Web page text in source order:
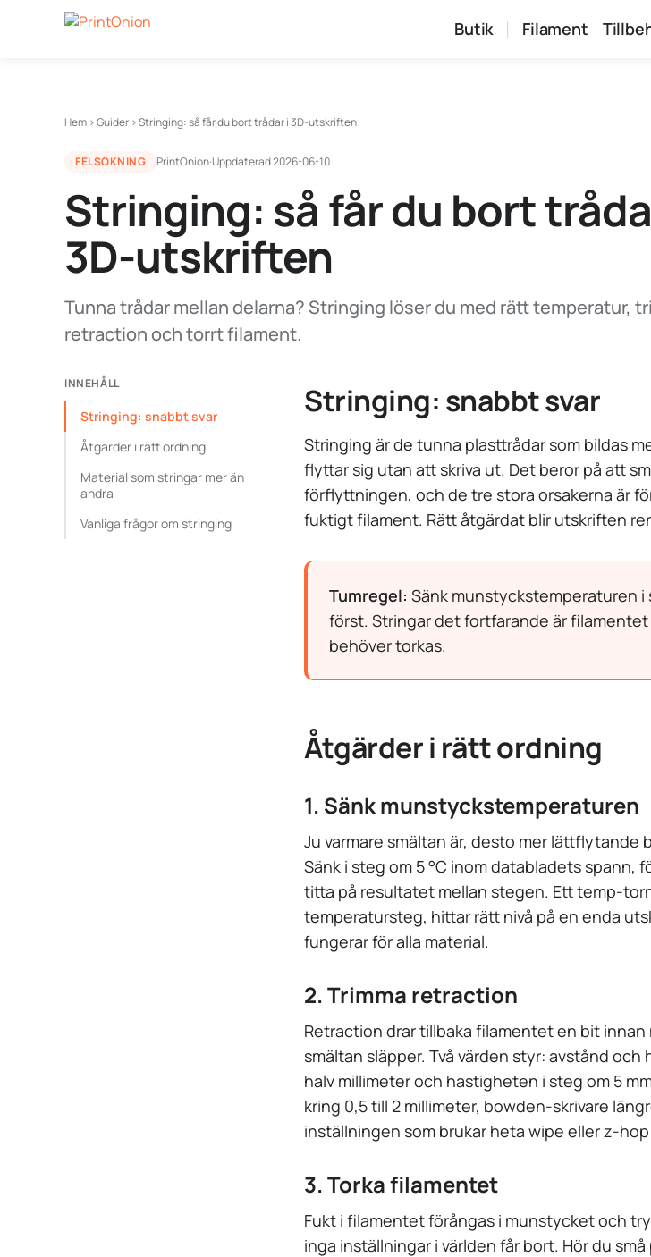
Butik Filament
Hem ›Guider ›Stringing: så får du bort trådar i 3D-utskriften
FELSÖKNING PrintOnion·Uppdaterad2026-06-10
Stringing: så får du bort
3D-utskriften
Tunna trådar mellan delarna? Stringing löser du med rätt temperatur,
retraction och torrt filament.
INNEHÅLL
Stringing: snabbt svar
Åtgärder i rätt ordning
Material som stringar mer än
andra
Vanliga frågor om stringing
Stringing: snabbt svar
Stringing är de tunna plasttrådar som bildas
flyttar sig utan att skriva ut. Det beror på att
förflyttningen, och de tre stora orsakerna är
fuktigt filament. Rätt åtgärdat blir utskriften
Tumregel: Sänk munstyckstemperaturen i
först. Stringar det fortfarande är
behöver torkas.
Åtgärder i rätt ordning
1. Sänk munstyckstemperaturen
Ju varmare smältan är, desto mer lättflytande
Sänk i steg om 5 °C inom databladets spann,
titta på resultatet mellan stegen. Ett temp-
temperatursteg, hittar rätt nivå på en enda
fungerar för alla material.
2. Trimma retraction
Retraction drar tillbaka filamentet en bit
smältan släpper. Två värden styr: avstånd
halv millimeter och hastigheten i steg om 5
kring 0,5 till 2 millimeter, bowden-skrivare
inställningen som brukar heta wipe eller z-
3. Torka filamentet
Fukt i filamentet förångas i munstycket och
inga inställningar i världen får bort. Hör du